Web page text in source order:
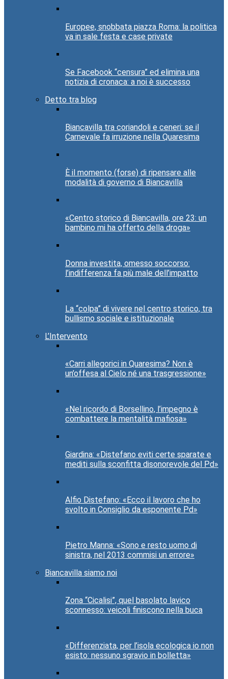
Europee, snobbata piazza Roma: la politica
va in sale festa e case private
Se Facebook “censura” ed elimina una
notizia di cronaca: a noi è successo
Detto tra blog
Biancavilla tra coriandoli e ceneri: se il
Carnevale fa irruzione nella Quaresima
È il momento (forse) di ripensare alle
modalità di governo di Biancavilla
«Centro storico di Biancavilla, ore 23: un
bambino mi ha offerto della droga»
Donna investita, omesso soccorso:
l’indifferenza fa più male dell’impatto
La “colpa” di vivere nel centro storico, tra
bullismo sociale e istituzionale
L’Intervento
«Carri allegorici in Quaresima? Non è
un’offesa al Cielo né una trasgressione»
«Nel ricordo di Borsellino, l’impegno è
combattere la mentalità mafiosa»
Giardina: «Distefano eviti certe sparate e
mediti sulla sconfitta disonorevole del Pd»
Alfio Distefano: «Ecco il lavoro che ho
svolto in Consiglio da esponente Pd»
Pietro Manna: «Sono e resto uomo di
sinistra, nel 2013 commisi un errore»
Biancavilla siamo noi
Zona “Cicalisi”, quel basolato lavico
sconnesso: veicoli finiscono nella buca
«Differenziata, per l’isola ecologica io non
esisto: nessuno sgravio in bolletta»